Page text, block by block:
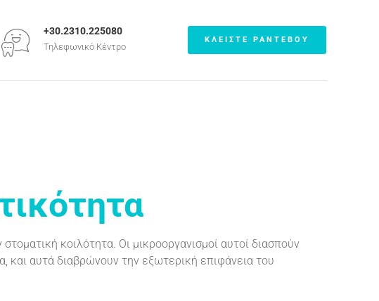
+30.2310.225080
Τηλεφωνικό Κέντρο
ΚΛΕΙΣΤΕ ΡΑΝΤΕΒΟΥ
κοιλότητα. Οι μικροοργανισμοί αυτοί διασπούν
αυτά διαβρώνουν την εξωτερική επιφάνεια του